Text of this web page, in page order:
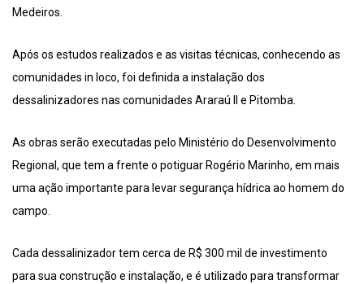
Medeiros.
Após os estudos realizados e as visitas técnicas, conhecendo as
comunidades in loco, foi definida a instalação dos
dessalinizadores nas comunidades Araraú II e Pitomba.
As obras serão executadas pelo Ministério do Desenvolvimento
Regional, que tem a frente o potiguar Rogério Marinho, em mais
uma ação importante para levar segurança hídrica ao homem do
campo.
Cada dessalinizador tem cerca de R$ 300 mil de investimento
para sua construção e instalação, e é utilizado para transformar